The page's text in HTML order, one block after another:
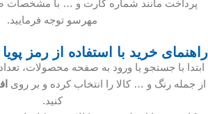
پرداخت مانند شماره کارت و … با مشخصات
مهرسو توجه فرمایید.
راهنمای خرید با استفاده از رمز پویا
ابتدا با جستجو یا ورود به صفحه محصولات،
از جمله رنگ و … کالا را انتخاب کرده و بر روی
کنید.